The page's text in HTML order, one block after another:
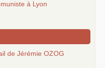
à Lyon
de Jérémie OZOG